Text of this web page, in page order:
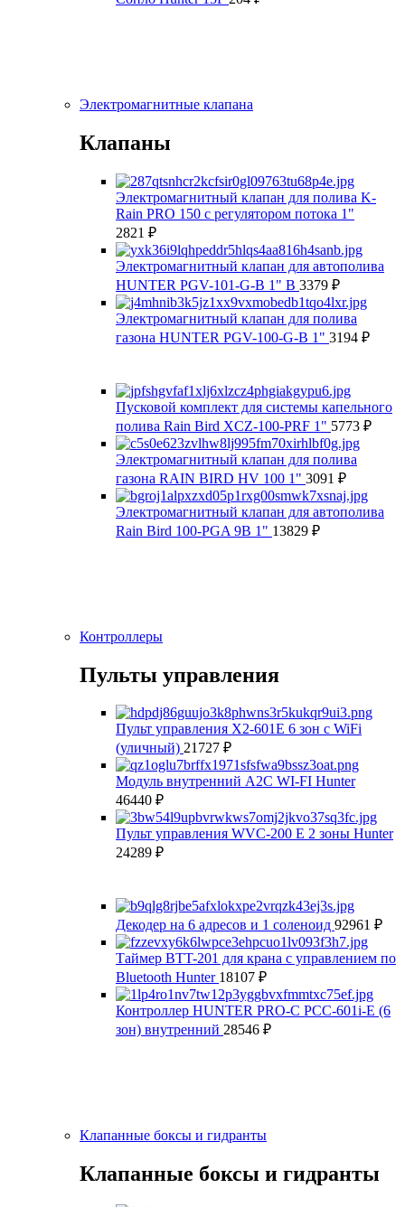
Электромагнитные клапана
Клапаны
Электромагнитный клапан для полива K-
Rain PRO 150 с регулятором потока 1"
2821 ₽
Электромагнитный клапан для автополива
HUNTER PGV-101-G-B 1" В 3379 ₽
Электромагнитный клапан для полива
газона HUNTER PGV-100-G-B 1" 3194 ₽
Пусковой комплект для системы капельного
полива Rain Bird XCZ-100-PRF 1" 5773 ₽
Электромагнитный клапан для полива
газона RAIN BIRD HV 100 1" 3091 ₽
Электромагнитный клапан для автополива
Rain Bird 100-PGA 9В 1" 13829 ₽
Контроллеры
Пульты управления
Пульт управления X2-601E 6 зон с WiFi
(уличный) 21727 ₽
Модуль внутренний A2C WI-FI Hunter
46440 ₽
Пульт управления WVС-200 E 2 зоны Hunter
24289 ₽
Декодер на 6 адресов и 1 соленоид 92961 ₽
Таймер BTT-201 для крана с управлением по
Bluetooth Hunter 18107 ₽
Контроллер HUNTER PRO-C PCC-601i-E (6
зон) внутренний 28546 ₽
Клапанные боксы и гидранты
Клапанные боксы и гидранты